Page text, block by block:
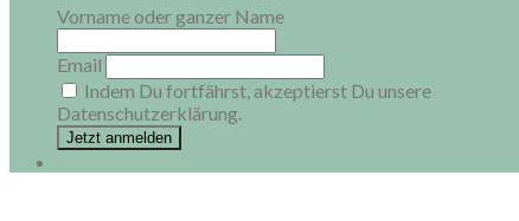
Vorname oder ganzer Name
Email
Indem Du fortfährst, akzeptierst Du unsere
Datenschutzerklärung.